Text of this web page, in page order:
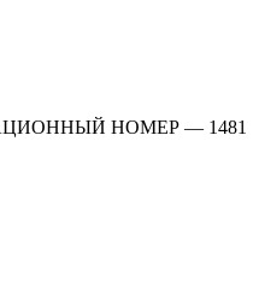
НОМЕР — 1481